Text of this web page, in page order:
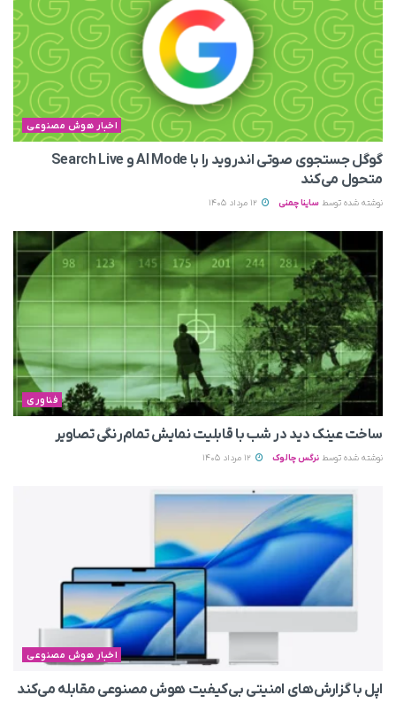
اخبار هوش مصنوعی
گوگل جستجوی صوتی اندروید را با AI Mode و Search Live
متحول می‌کند
نوشته شده توسط ساینا چمنی
فناوری
ساخت عینک دید در شب با قابلیت نمایش تمام‌رنگی تصاویر
نوشته شده توسط نرگس چالوک
اخبار هوش مصنوعی
اپل با گزارش‌های امنیتی بی‌کیفیت هوش مصنوعی مقابله می‌کند